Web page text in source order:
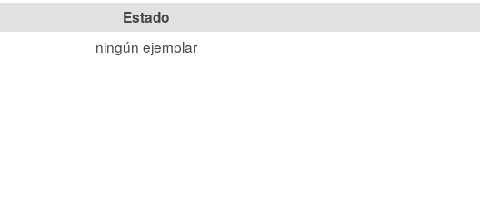
Estado
ningún ejemplar